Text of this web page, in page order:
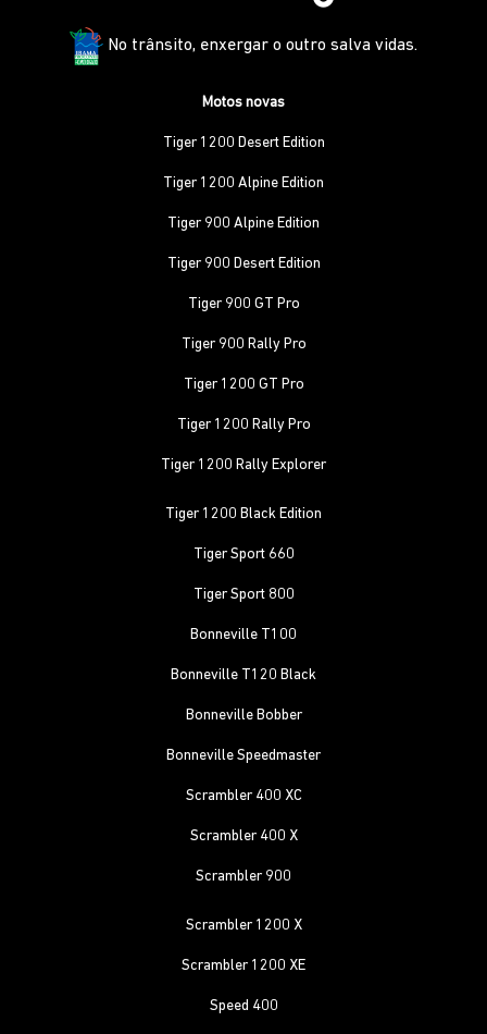
No trânsito, enxergar o outro salva vidas.
Motos novas
Tiger 1200 Desert Edition
Tiger 1200 Alpine Edition
Tiger 900 Alpine Edition
Tiger 900 Desert Edition
Tiger 900 GT Pro
Tiger 900 Rally Pro
Tiger 1200 GT Pro
Tiger 1200 Rally Pro
Tiger 1200 Rally Explorer
Tiger 1200 Black Edition
Tiger Sport 660
Tiger Sport 800
Bonneville T100
Bonneville T120 Black
Bonneville Bobber
Bonneville Speedmaster
Scrambler 400 XC
Scrambler 400 X
Scrambler 900
Scrambler 1200 X
Scrambler 1200 XE
Speed 400